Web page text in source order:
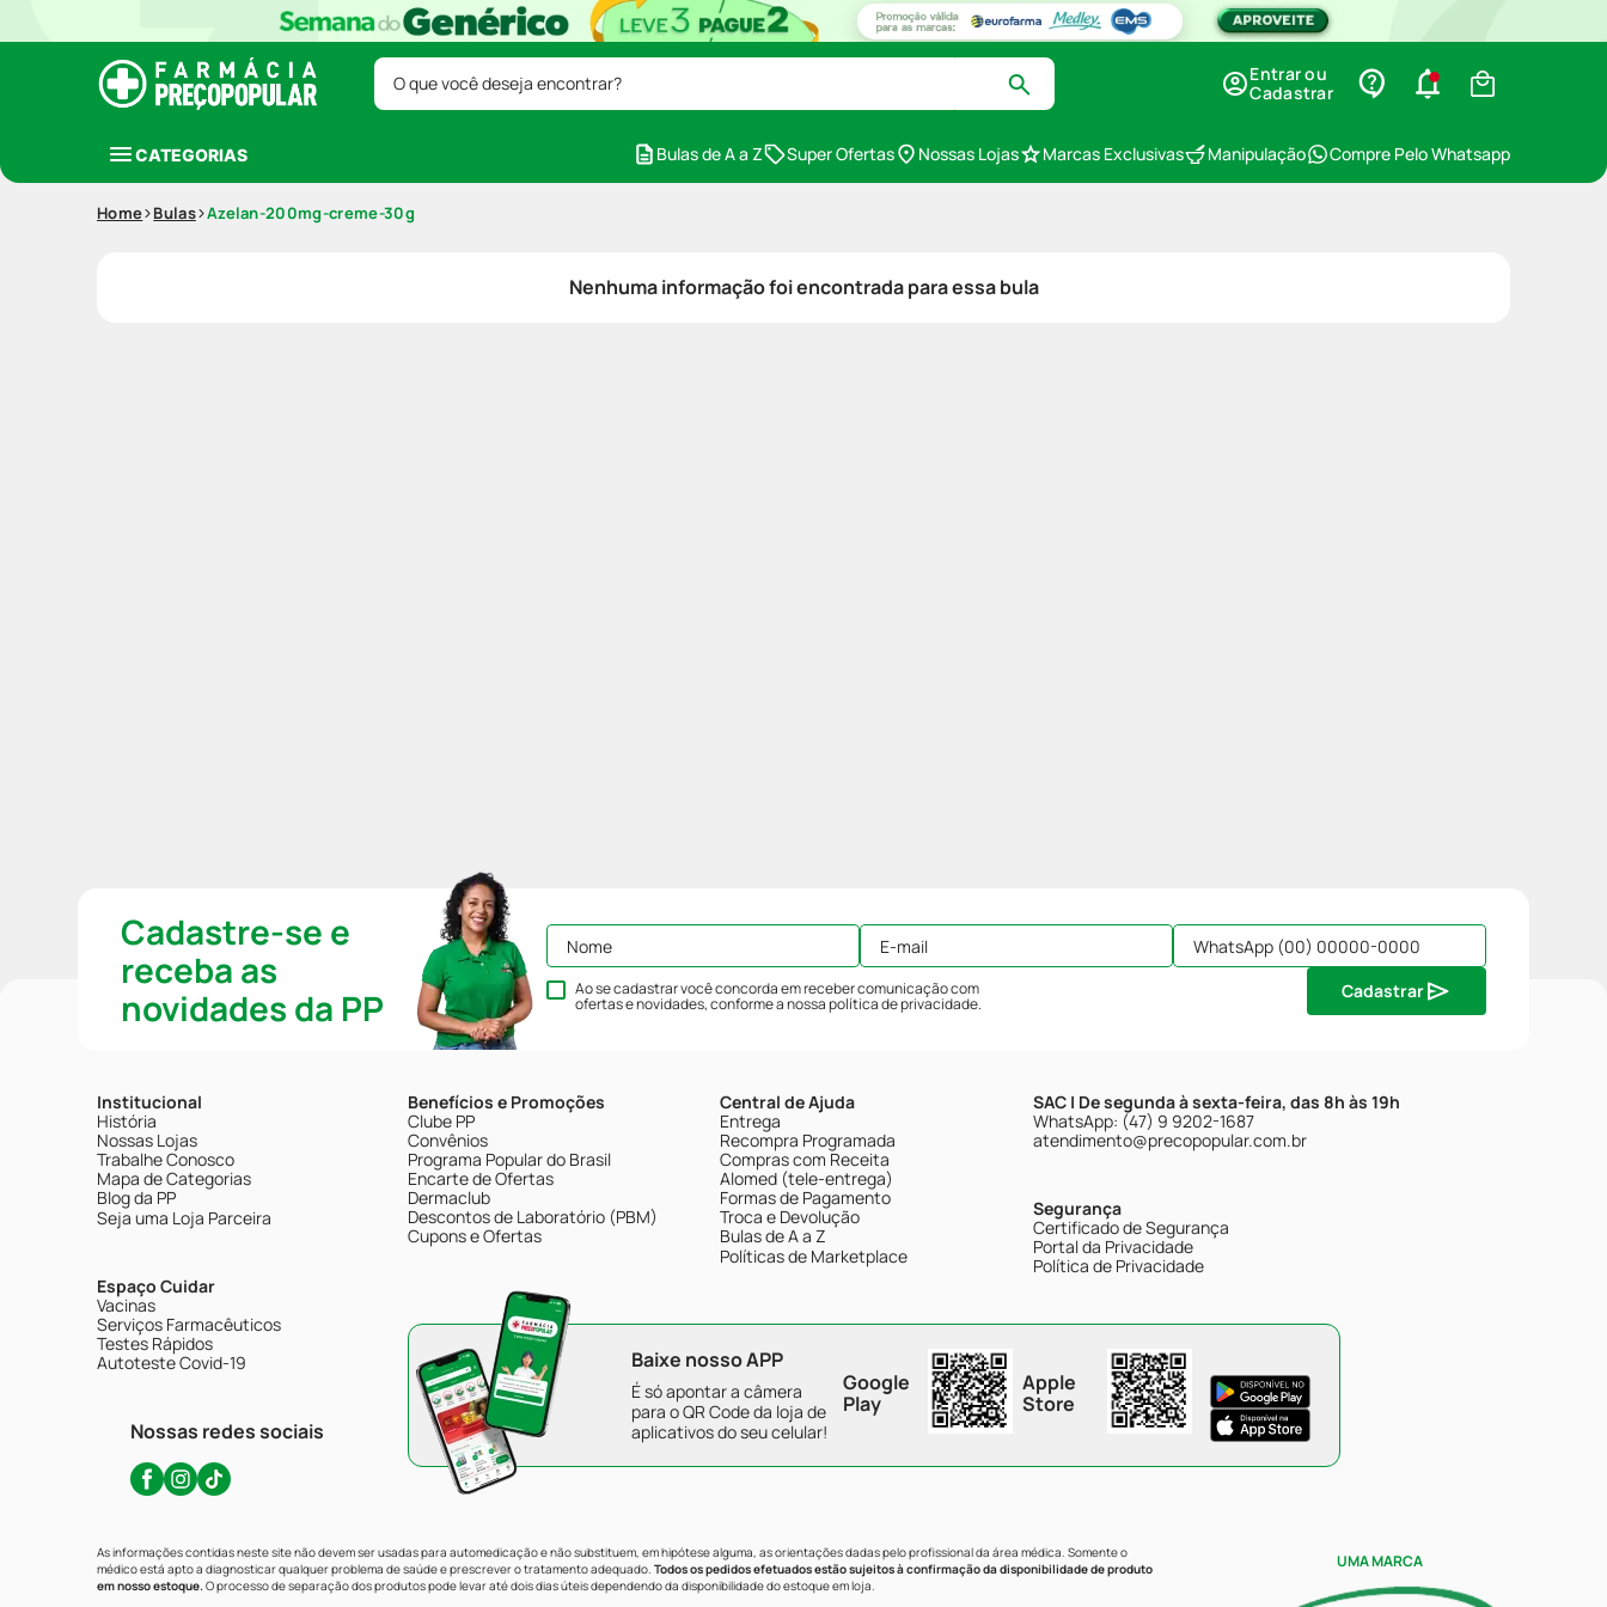
O que você deseja encontrar?
Entrar ou
Cadastrar
CATEGORIAS Bulas de A a Z Super Ofertas Nossas Lojas Marcas Exclusivas Manipulação Compre Pelo Whatsapp
Home Bulas Azelan-200mg-creme-30g
Nenhuma informação foi encontrada para essa bula
Cadastre-se e
receba as
novidades da PP
Ao se cadastrar você concorda em receber comunicação com
ofertas e novidades, conforme a nossapolítica de privacidade.
Cadastrar
Institucional
História
Nossas Lojas
Trabalhe Conosco
Mapa de Categorias
Blog da PP
Seja uma Loja Parceira
Espaço Cuidar
Vacinas
Serviços Farmacêuticos
Testes Rápidos
Autoteste Covid-19
Nossas redes sociais
Benefícios e Promoções
Clube PP
Convênios
Programa Popular do Brasil
Encarte de Ofertas
Dermaclub
Descontos de Laboratório (PBM)
Cupons e Ofertas
Central de Ajuda
Entrega
Recompra Programada
Compras com Receita
Alomed (tele-entrega)
Formas de Pagamento
Troca e Devolução
Bulas de A a Z
Políticas de Marketplace
SAC | De segunda à sexta-feira, das 8h às 19h
WhatsApp: (47) 9 9202-1687
atendimento@precopopular.com.br
Segurança
Certificado de Segurança
Portal da Privacidade
Política de Privacidade
Baixe nosso APP
É só apontar a câmera
para o QR Code da loja de
aplicativos do seu celular!
Google
Play
Apple
Store
As informações contidas neste site não devem ser usadas para automedicação e não substituem, em hipótese alguma, as orientações dadas pelo profissional da área médica. Somente o
médico está apto a diagnosticar qualquer problema de saúde e prescrever o tratamento adequado. Todos os pedidos efetuados estão sujeitos à confirmação da disponibilidade de produto
em nosso estoque.O processo de separação dos produtos pode levar até dois dias úteis dependendo da disponibilidade do estoque em loja.
UMA MARCA